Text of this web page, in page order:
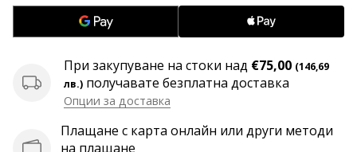
форум?
Накарайте
ги
генерират
приходи.
При закупуване на стоки над €75,00 (146,69
лв.) получавате безплатна доставка
Опции за доставка
Плащане с карта онлайн или други методи
на плащане